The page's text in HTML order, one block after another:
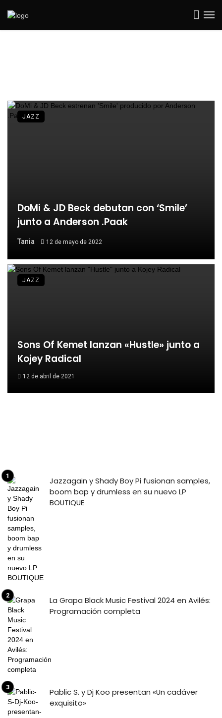
DoMi & JD Beck debutan con ‘Smile’
junto a Anderson .Paak
Tania 12 de mayo de 2022
JAZZ
Sons Of Kemet lanzan «Hustle» junto a
Kojey Radical
12 de abril de 2021
JAZZ
Jazzagain y Shady Boy Pi fusionan samples,
boom bap y drumless en su nuevo LP
BOUTIQUE
La Grapa Black Music Festival 2024 en Avilés:
Programación completa
Pablic S. y Dj Koo presentan «Un cadáver
exquisito»